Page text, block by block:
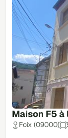
Maison F5 à
Foix (09000)